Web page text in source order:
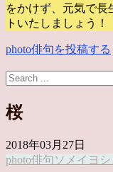
をかけず、元気で長
トいたしましょう！
photo俳句を投稿する
桜
2018年03月27日
photo俳句ソメイヨシ